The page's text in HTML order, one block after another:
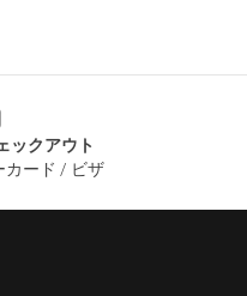
ックアウト
カード / ビザ